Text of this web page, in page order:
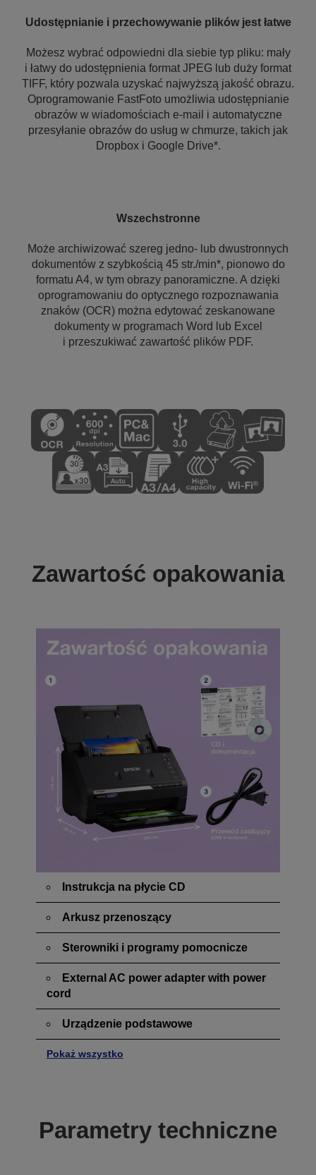
Udostępnianie i przechowywanie plików jest łatwe
Możesz wybrać odpowiedni dla siebie typ pliku: mały
i łatwy do udostępnienia format JPEG lub duży format
TIFF, który pozwala uzyskać najwyższą jakość obrazu.
Oprogramowanie FastFoto umożliwia udostępnianie
obrazów w wiadomościach e-mail i automatyczne
przesyłanie obrazów do usług w chmurze, takich jak
Dropbox i Google Drive*.
Wszechstronne
Może archiwizować szereg jedno- lub dwustronnych
dokumentów z szybkością 45 str./min*, pionowo do
formatu A4, w tym obrazy panoramiczne. A dzięki
oprogramowaniu do optycznego rozpoznawania
znaków (OCR) można edytować zeskanowane
dokumenty w programach Word lub Excel
i przeszukiwać zawartość plików PDF.
Zawartość opakowania
Instrukcja na płycie CD
Arkusz przenoszący
Sterowniki i programy pomocnicze
External AC power adapter with power
cord
Urządzenie podstawowe
Pokaż wszystko
Parametry techniczne